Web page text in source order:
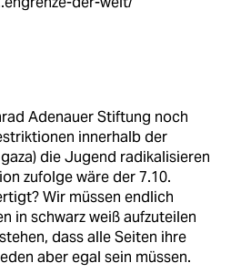
Adenauer Stiftung noch
innerhalb der
die Jugend radikalisieren
zufolge wäre der 7.10.
Wir müssen endlich
in schwarz weiß aufzuteilen
dass alle Seiten ihre
aber egal sein müssen.